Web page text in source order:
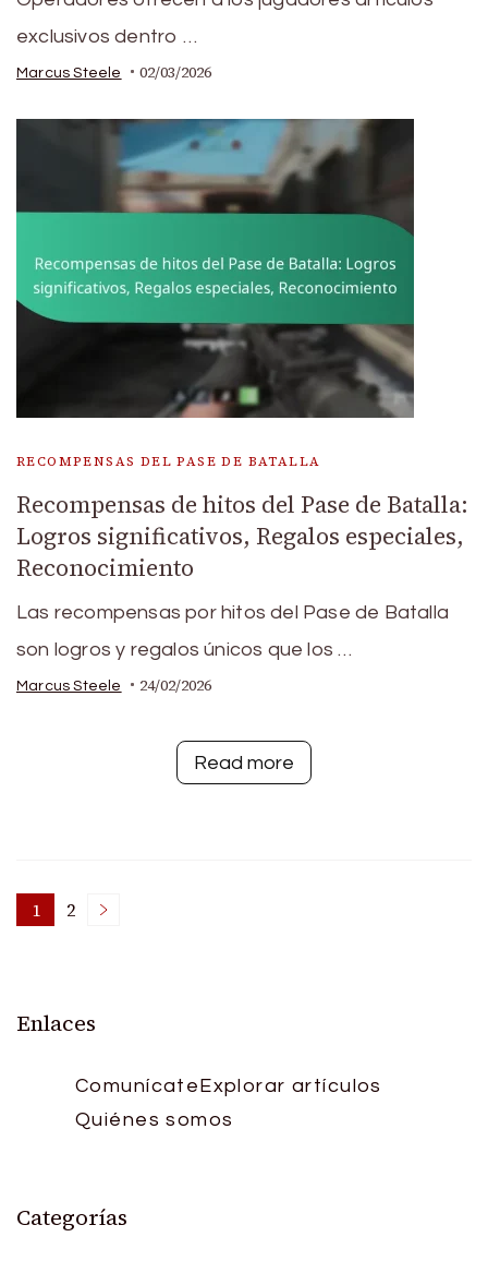
exclusivos dentro …
Marcus Steele 02/03/2026
RECOMPENSAS DEL PASE DE BATALLA
Recompensas de hitos del Pase de Batalla:
Logros significativos, Regalos especiales,
Reconocimiento
Las recompensas por hitos del Pase de Batalla
son logros y regalos únicos que los …
Marcus Steele 24/02/2026
Read more
Posts
Page
1 Page
2
Enlaces
Comunícate Explorar artículos
Quiénes somos
Categorías